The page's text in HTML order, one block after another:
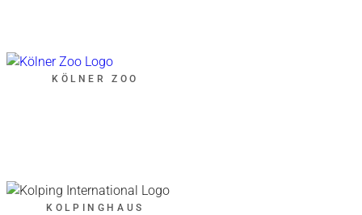
KÖLNER ZOO
KOLPINGHAUS